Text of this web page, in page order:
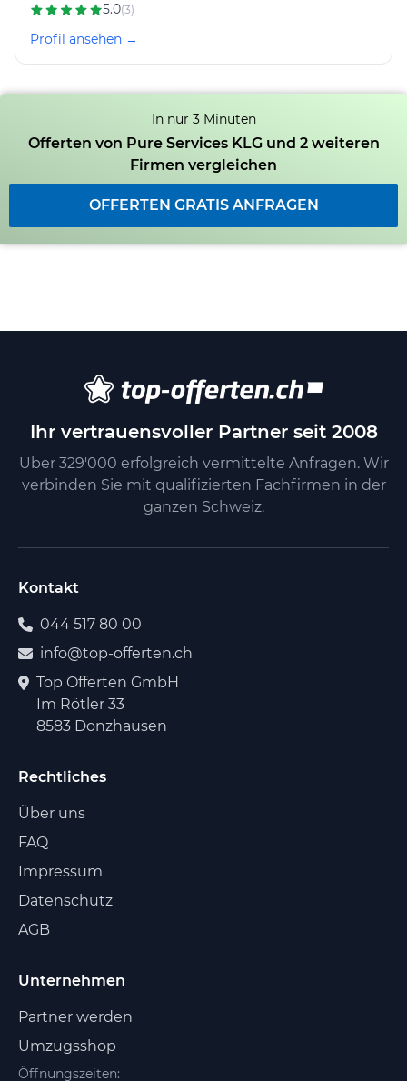
5.0(3)
Profil ansehen →
In nur 3 Minuten
Offerten von Pure Services KLG und 2 weiteren
Firmen vergleichen
OFFERTEN GRATIS ANFRAGEN
Ihr vertrauensvoller Partner seit 2008
Über 329'000 erfolgreich vermittelte Anfragen. Wir
verbinden Sie mit qualifizierten Fachfirmen in der
ganzen Schweiz.
Kontakt
044 517 80 00
info@top-offerten.ch
Top Offerten GmbH
Im Rötler 33
8583 Donzhausen
Rechtliches
Über uns
FAQ
Impressum
Datenschutz
AGB
Unternehmen
Partner werden
Umzugsshop
Öffnungszeiten: